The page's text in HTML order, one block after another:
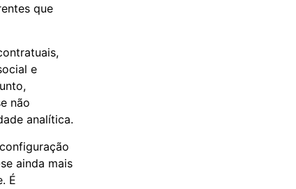
que
e
não
analítica.
ainda mais
É